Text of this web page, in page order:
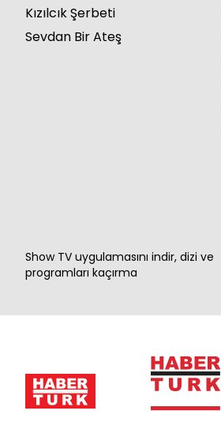
Kızılcık Şerbeti
Sevdan Bir Ateş
Show TV uygulamasını indir, dizi ve
programları kaçırma